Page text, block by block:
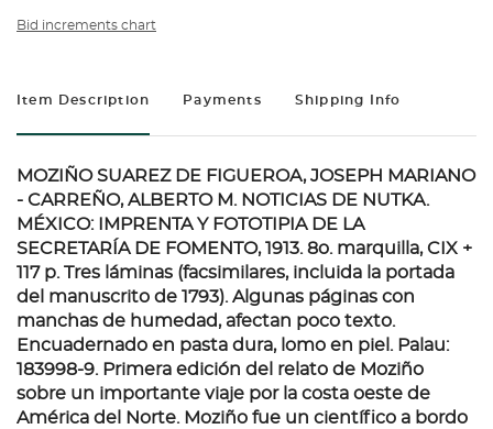
Bid increments chart
Item Description Payments Shipping Info
MOZIÑO SUAREZ DE FIGUEROA, JOSEPH MARIANO
- CARREÑO, ALBERTO M. NOTICIAS DE NUTKA.
MÉXICO: IMPRENTA Y FOTOTIPIA DE LA
SECRETARÍA DE FOMENTO, 1913. 8o. marquilla, CIX +
117 p. Tres láminas (facsimilares, incluida la portada
del manuscrito de 1793). Algunas páginas con
manchas de humedad, afectan poco texto.
Encuadernado en pasta dura, lomo en piel. Palau:
183998-9. Primera edición del relato de Moziño
sobre un importante viaje por la costa oeste de
América del Norte. Moziño fue un científico a bordo